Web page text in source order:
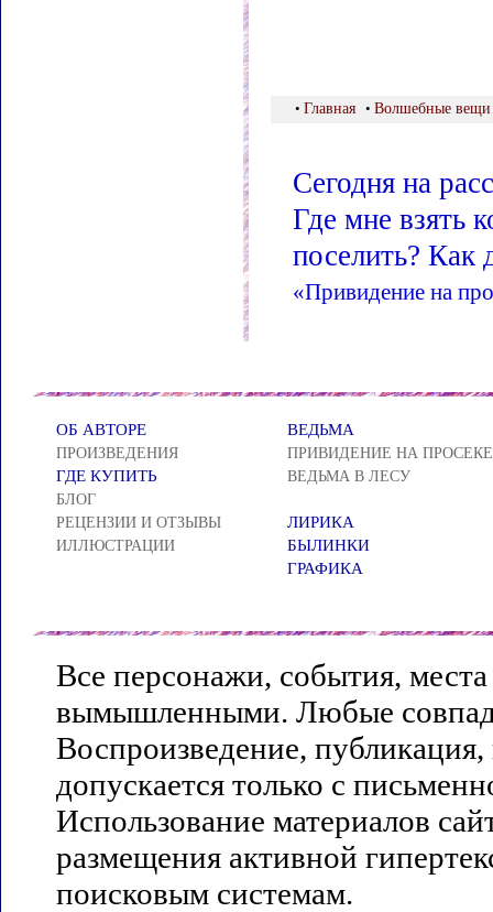
• Главная • Волшебные вещи
Сегодня на
Где мне взять
поселить? Как
«Привидение на
ОБ АВТОРЕ
ПРОИЗВЕДЕНИЯ
ГДЕ КУПИТЬ
БЛОГ
РЕЦЕНЗИИ И ОТЗЫВЫ
ИЛЛЮСТРАЦИИ
ВЕДЬМА
ПРИВИДЕНИЕ НА ПРОСЕКЕ
ВЕДЬМА В ЛЕСУ
ЛИРИКА
БЫЛИНКИ
ГРАФИКА
Все персонажи, события, места
вымышленными. Любые
Воспроизведение,
допускается только с
Использование материалов
размещения активной
поисковым системам.